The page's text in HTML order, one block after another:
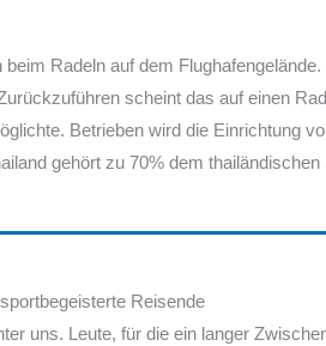
Radeln auf dem
scheint das auf einen
Betrieben wird die Einrichtung
gehört zu 70% dem thailändischen
Reisende
uns. Leute, für die ein langer